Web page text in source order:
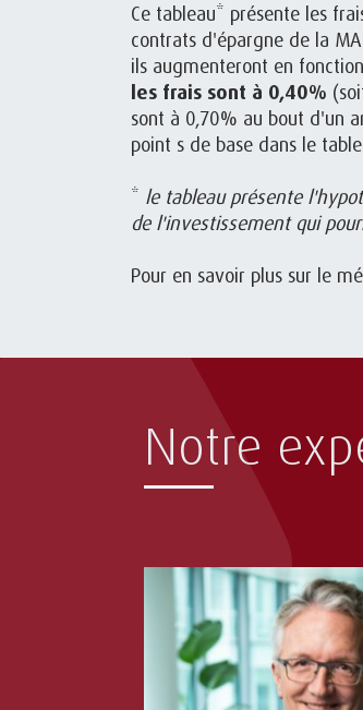
Ce tableau* présente les
contrats d'épargne de la
ils augmenteront en
les frais sont à 0,40%
sont à 0,70% au bout d'un
point s de base dans le
* le tableau présente
de l'investissement qui
Pour en savoir plus sur le
Notre